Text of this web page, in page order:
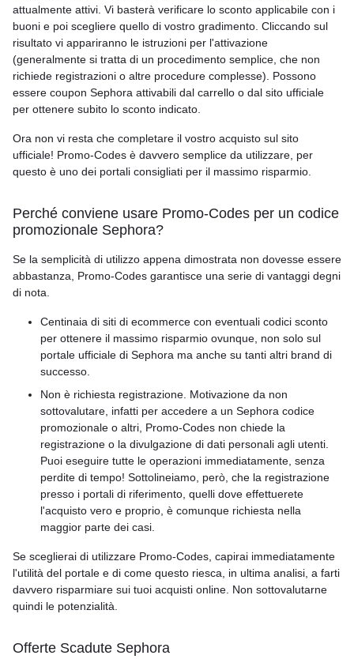
attualmente attivi. Vi basterà verificare lo sconto applicabile con i
buoni e poi scegliere quello di vostro gradimento. Cliccando sul
risultato vi appariranno le istruzioni per l'attivazione
(generalmente si tratta di un procedimento semplice, che non
richiede registrazioni o altre procedure complesse). Possono
essere coupon Sephora attivabili dal carrello o dal sito ufficiale
per ottenere subito lo sconto indicato.
Ora non vi resta che completare il vostro acquisto sul sito
ufficiale! Promo-Codes è davvero semplice da utilizzare, per
questo è uno dei portali consigliati per il massimo risparmio.
Perché conviene usare Promo-Codes per un codice
promozionale Sephora?
Se la semplicità di utilizzo appena dimostrata non dovesse essere
abbastanza, Promo-Codes garantisce una serie di vantaggi degni
di nota.
Centinaia di siti di ecommerce con eventuali codici sconto
per ottenere il massimo risparmio ovunque, non solo sul
portale ufficiale di Sephora ma anche su tanti altri brand di
successo.
Non è richiesta registrazione. Motivazione da non
sottovalutare, infatti per accedere a un Sephora codice
promozionale o altri, Promo-Codes non chiede la
registrazione o la divulgazione di dati personali agli utenti.
Puoi eseguire tutte le operazioni immediatamente, senza
perdite di tempo! Sottolineiamo, però, che la registrazione
presso i portali di riferimento, quelli dove effettuerete
l'acquisto vero e proprio, è comunque richiesta nella
maggior parte dei casi.
Se sceglierai di utilizzare Promo-Codes, capirai immediatamente
l'utilità del portale e di come questo riesca, in ultima analisi, a farti
davvero risparmiare sui tuoi acquisti online. Non sottovalutarne
quindi le potenzialità.
Offerte Scadute Sephora